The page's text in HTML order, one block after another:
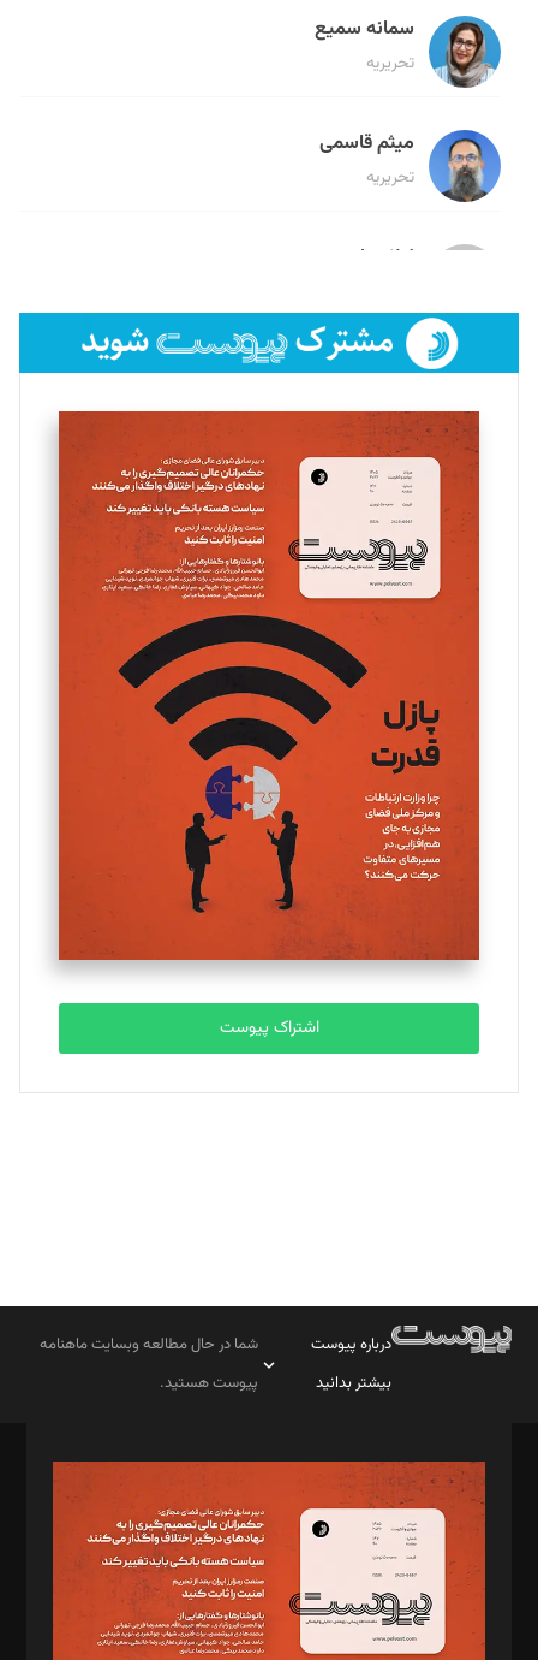
سمانه سمیع
تحریریه
میثم قاسمی
تحریریه
لیلا حنارود
فائزه فتحی رستمی
تحریریه
سروش کرمیان
تحریریه
مینا پاکدل
یسنا امان‌پور
تحریریه
ملینا جعفری
تحریریه
مصطفی مسجدی آرانی
تحریریه
بابک نقاش
تحریریه
اشتراک پیوست
درباره پیوست
بیشتر بدانید
شما در حال مطالعه وبسایت ماهنامه
پیوست هستید.
مدیر مسئول: محمدباقر اثنی‌عشری
سردبیر: مهرک محمودی
دبیر تحریریه: میثم قاسمی
د‌بیر ناداستان: سمانه سمیع
د‌بیر خدمت و تجارت: ابوالفضل رجبی
د‌بیر حقوق فناوری: حسام‌الدین ایپکچی